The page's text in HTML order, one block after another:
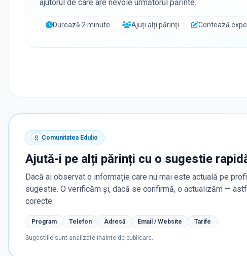
ajutorul de care are nevoie următorul părinte.
Durează 2 minute Ajuți alți părinți Contează
Comunitatea Edulio
Ajută-i pe alți părinți cu o sugestie
Dacă ai observat o informație care nu mai este actuală pe
sugestie. O verificăm și, dacă se confirmă, o actualizăm —
corecte.
Program Telefon Adresă Email / Website Tarife
Sugestiile sunt analizate înainte de publicare.